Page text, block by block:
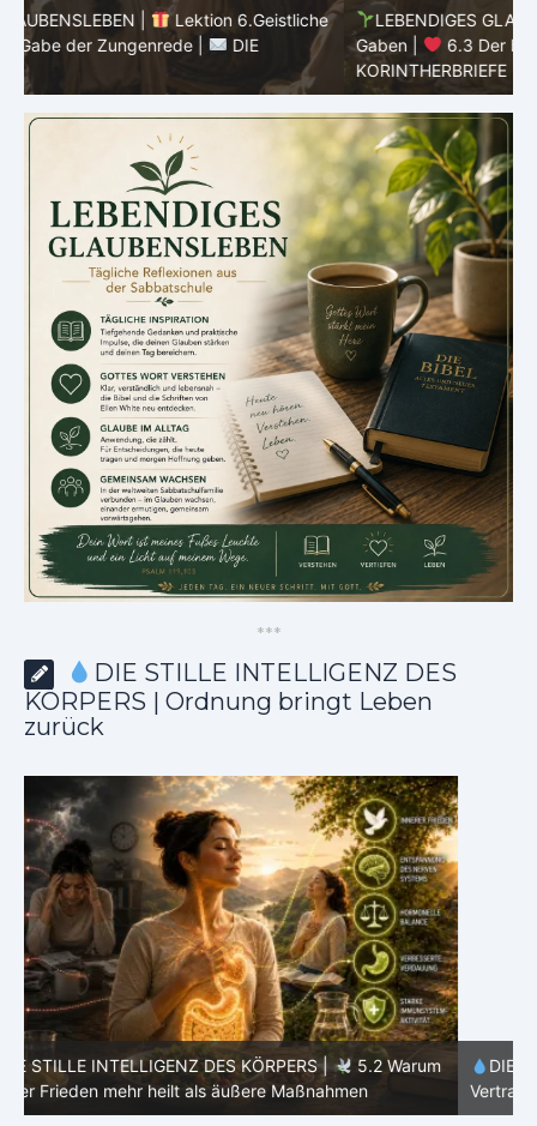
LEBENDIGES GLAUBENSLEBEN |
Lektion 6.Geistliche
Gaben |
6.3 Der bessere Weg |
DIE
***
DIE STILLE INTELLIGENZ DES
KÖRPERS | Ordnung bringt Leben
zurück
DIE STILLE INTELLIGENZ DES KÖRPERS |
5.1 Warum
Vertrauen mehr bewirkt als Kontrolle